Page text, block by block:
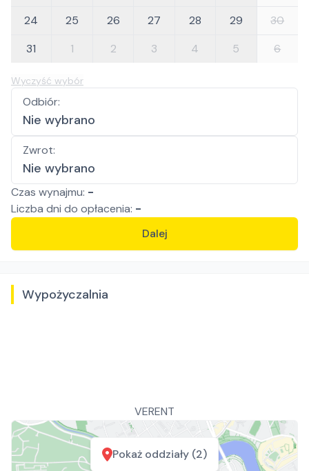
24
25 26 27 28 29
30
31
1 2 3 4 5 6
Wyczyść wybór
Odbiór:
Nie wybrano
Zwrot:
Nie wybrano
Czas wynajmu: -
Liczba dni do opłacenia: -
Dalej
Wypożyczalnia
VERENT
Pokaż oddziały (2)